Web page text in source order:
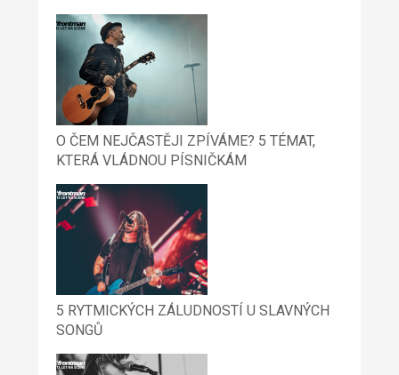
O ČEM NEJČASTĚJI ZPÍVÁME? 5 TÉMAT,
KTERÁ VLÁDNOU PÍSNIČKÁM
5 RYTMICKÝCH ZÁLUDNOSTÍ U SLAVNÝCH
SONGŮ